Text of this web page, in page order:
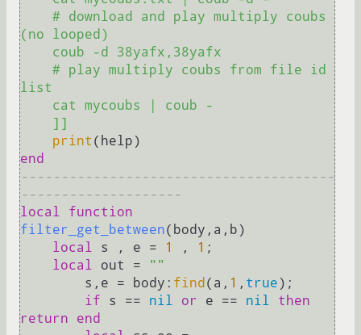
(no looped)
list
    ]]
print
end
---------------------------------------
--------------------
local
function
filter_get_between(body,a,b)
local s , e = 1 , 1 ;
local out =
""
        s,e = body:
find (a, 1 , true);
if s == nil or e == nil
then
return
end